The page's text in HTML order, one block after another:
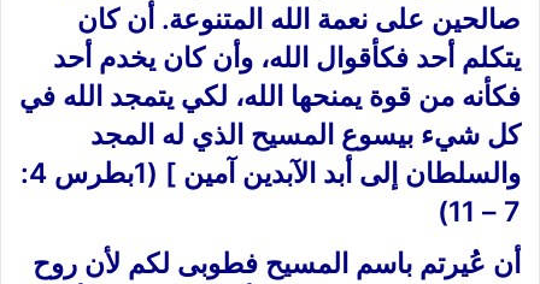
صالحين على نعمة الله المتنوعة. أن كان
يتكلم أحد فكأقوال الله، وأن كان يخدم أحد
فكأنه من قوة يمنحها الله، لكي يتمجد الله في
كل شيء بيسوع المسيح الذي له المجد
والسلطان إلى أبد الآبدين آمين ] (1بطرس 4:
7 – 11)
أن عُيرتم باسم المسيح فطوبى لكم لأن روح